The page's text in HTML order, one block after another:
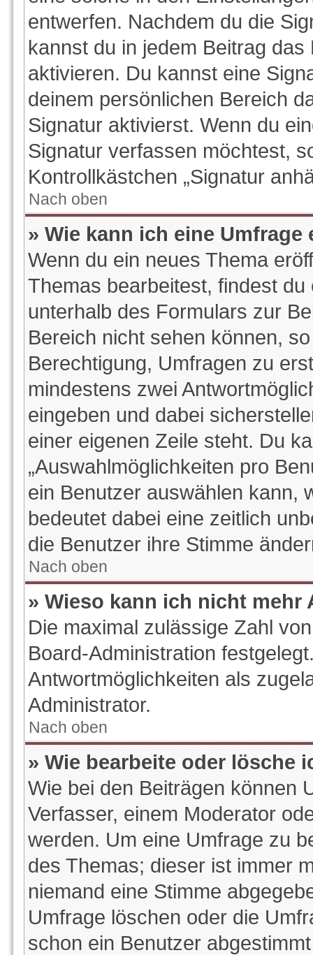
entwerfen. Nachdem du die
kannst du in jedem Beitrag das
aktivieren. Du kannst eine
deinem persönlichen Bereich
Signatur aktivierst. Wenn du
Signatur verfassen möchtest,
Kontrollkästchen „Signatur
Nach oben
» Wie kann ich eine Umfrage
Wenn du ein neues Thema
Themas bearbeitest, findest du
unterhalb des Formulars zur
Bereich nicht sehen können,
Berechtigung, Umfragen zu
mindestens zwei
eingeben und dabei
einer eigenen Zeile steht. Du
„Auswahlmöglichkeiten pro
ein Benutzer auswählen kann,
bedeutet dabei eine zeitlich
die Benutzer ihre Stimme
Nach oben
» Wieso kann ich nicht
Die maximal zulässige Zahl
Board-Administration
Antwortmöglichkeiten als
Administrator.
Nach oben
» Wie bearbeite oder lösche
Wie bei den Beiträgen können
Verfasser, einem Moderator
werden. Um eine Umfrage zu
des Themas; dieser ist immer
niemand eine Stimme
Umfrage löschen oder die
schon ein Benutzer